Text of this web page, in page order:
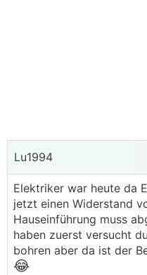
Lu1994
Elektriker war heute da
jetzt einen Widerstand
Hauseinführung muss
haben zuerst versucht
bohren aber da ist der
😂